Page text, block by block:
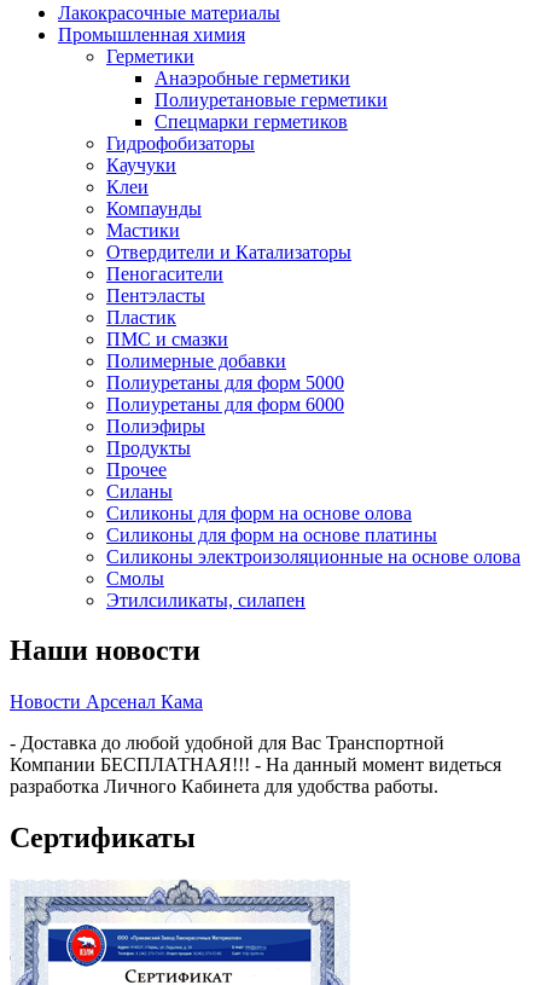
Лакокрасочные материалы
Промышленная химия
Герметики
Анаэробные герметики
Полиуретановые герметики
Спецмарки герметиков
Гидрофобизаторы
Каучуки
Клеи
Компаунды
Мастики
Отвердители и Катализаторы
Пеногасители
Пентэласты
Пластик
ПМС и смазки
Полимерные добавки
Полиуретаны для форм 5000
Полиуретаны для форм 6000
Полиэфиры
Продукты
Прочее
Силаны
Силиконы для форм на основе олова
Силиконы для форм на основе платины
Силиконы электроизоляционные на основе олова
Смолы
Этилсиликаты, силапен
Наши новости
Новости Арсенал Кама
- Доставка до любой удобной для Вас Транспортной
Компании БЕСПЛАТНАЯ!!! - На данный момент видеться
разработка Личного Кабинета для удобства работы.
Сертификаты